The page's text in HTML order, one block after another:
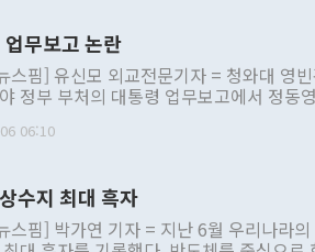
업무보고 논란
스핌] 유신모 외교전문기자 = 청와대 영
정부 부처의 대통령 업무보고에서 정동
는 정부 내 조율을 거치지 않은 사안을 정
망에 근거한 비현실적 구상'이라는 비판
정책 관련 발언이 물의를 빚은 적은 여러
관이 공개적으로 부정적 입장을 표명한
06:10
수지 최대 흑자
스핌] 박가연 기자 = 지난 6월 우리나라